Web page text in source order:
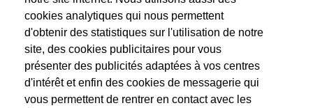
70€
cookies analytiques qui nous permettent
d'obtenir des statistiques sur l'utilisation de notre
site, des cookies publicitaires pour vous
présenter des publicités adaptées à vos centres
d'intérêt et enfin des cookies de messagerie qui
vous permettent de rentrer en contact avec les